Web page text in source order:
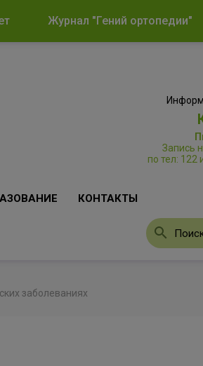
Журнал "Гений ортопедии"
Запись
по тел: 122
КОНТАКТЫ
заболеваниях